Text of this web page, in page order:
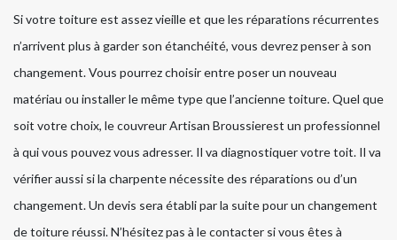
Si votre toiture est assez vieille et que les réparations récurrentes
n’arrivent plus à garder son étanchéité, vous devrez penser à son
changement. Vous pourrez choisir entre poser un nouveau
matériau ou installer le même type que l’ancienne toiture. Quel que
soit votre choix, le couvreur Artisan Broussierest un professionnel
à qui vous pouvez vous adresser. Il va diagnostiquer votre toit. Il va
vérifier aussi si la charpente nécessite des réparations ou d’un
changement. Un devis sera établi par la suite pour un changement
de toiture réussi. N’hésitez pas à le contacter si vous êtes à